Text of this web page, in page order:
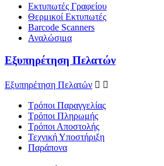
Εκτυπωτές Γραφείου
Θερμικοί Εκτυπωτές
Barcode Scanners
Αναλώσιμα
Εξυπηρέτηση Πελατών
Εξυπηρέτηση Πελατών  
Τρόποι Παραγγελίας
Τρόποι Πληρωμής
Τρόποι Αποστολής
Τεχνική Υποστήριξη
Παράπονα